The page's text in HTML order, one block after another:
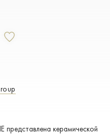
представлена керамической